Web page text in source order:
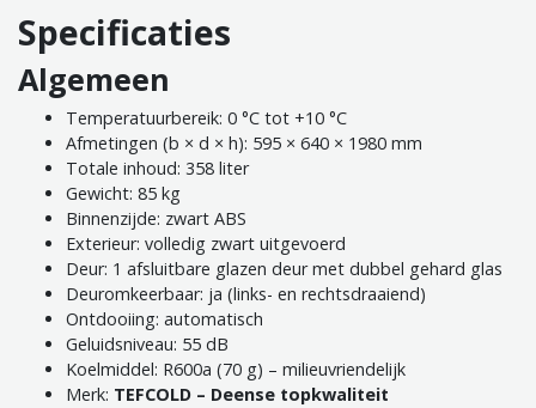
Specificaties
Algemeen
Temperatuurbereik: 0 °C tot +10 °C
Afmetingen (b × d × h): 595 × 640 × 1980 mm
Totale inhoud: 358 liter
Gewicht: 85 kg
Binnenzijde: zwart ABS
Exterieur: volledig zwart uitgevoerd
Deur: 1 afsluitbare glazen deur met dubbel gehard glas
Deuromkeerbaar: ja (links- en rechtsdraaiend)
Ontdooiing: automatisch
Geluidsniveau: 55 dB
Koelmiddel: R600a (70 g) – milieuvriendelijk
Merk: TEFCOLD – Deense topkwaliteit